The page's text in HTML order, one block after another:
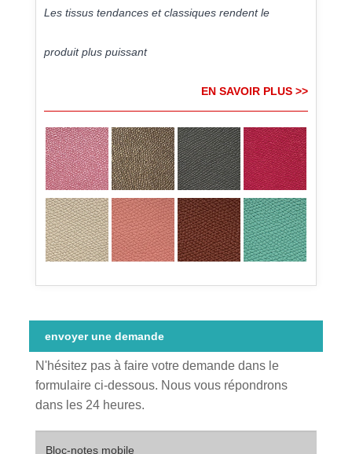
Les tissus tendances et classiques rendent le
produit plus puissant
EN SAVOIR PLUS >>
envoyer une demande
N'hésitez pas à faire votre demande dans le
formulaire ci-dessous. Nous vous répondrons
dans les 24 heures.